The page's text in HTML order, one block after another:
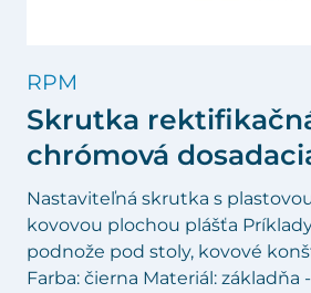
RPM
Skrutka
chrómová
Nastaviteľná skrutka s
kovovou plochou plášťa
podnože pod stoly, kovové
Farba: čierna Materiál: základňa